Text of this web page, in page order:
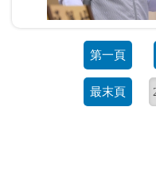
第一頁
最末頁